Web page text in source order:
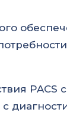
PACS